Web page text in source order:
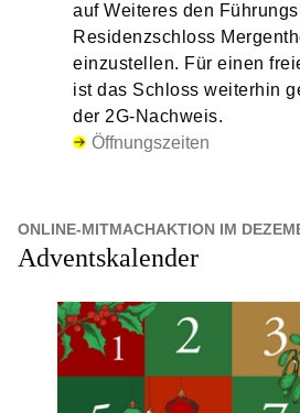
auf Weiteres den
Residenzschloss
einzustellen. Für einen
ist das Schloss weiterhin
der 2G-Nachweis.
Öffnungszeiten
ONLINE-MITMACHAKTION IM
Adventskalender